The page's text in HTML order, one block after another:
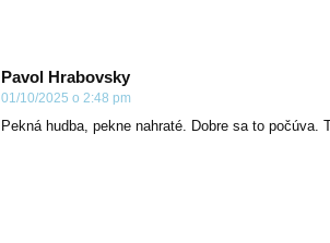
Pavol Hrabovsky
01/10/2025 o 2:48 pm
Pekná hudba, pekne nahraté. Dobre sa to počúva.